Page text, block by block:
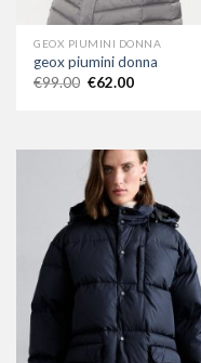
GEOX PIUMINI DONNA
geox piumini donna
€99.00 €62.00